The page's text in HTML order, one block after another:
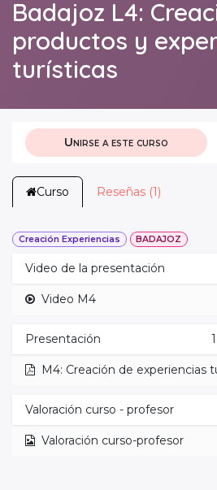
Badajoz L4:
productos y
turísticas
Unirse a este curso
Curso Reseñas (1)
Creación Experiencias BADAJOZ
Video de la presentación
Video M4
Presentación 1
M4: Creación de experiencias
Valoración curso - profesor
Valoración curso-profesor